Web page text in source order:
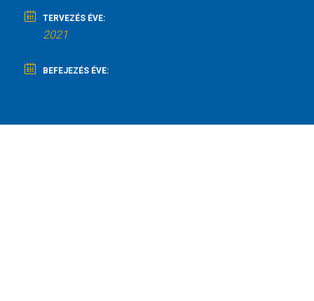
TERVEZÉS ÉVE:
2021
BEFEJEZÉS ÉVE: